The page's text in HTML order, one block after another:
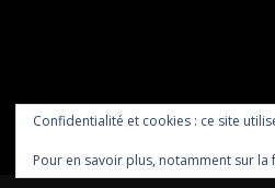
Confidentialité et cookies : ce site
Pour en savoir plus, notamment sur